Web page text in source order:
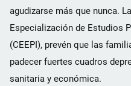
agudizarse más que nunca.
Especialización de Estudios
(CEEPI), prevén que las
padecer fuertes cuadros
sanitaria y económica.